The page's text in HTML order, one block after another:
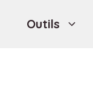
Outils